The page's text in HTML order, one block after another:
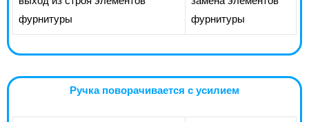
фурнитуры
фурнитуры
Ручка поворачивается с усилием